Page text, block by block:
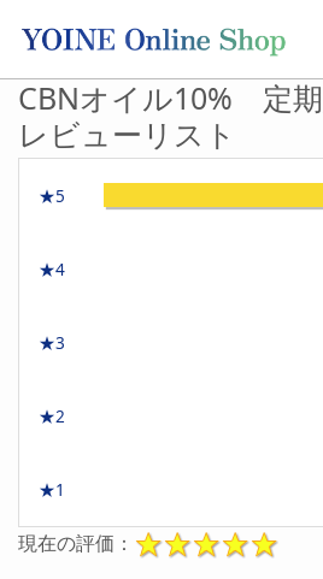
CBNオイル10% 定
レビューリスト
★5
★4
★3
★2
★1
現在の評価：